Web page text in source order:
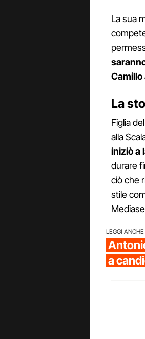
La sua
Camillo
La
Figlia
alla
iniziò a
durare
ciò che
stile
LEGGI ANCHE
a